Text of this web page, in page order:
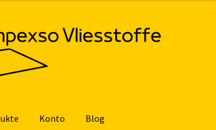
Konto Blog